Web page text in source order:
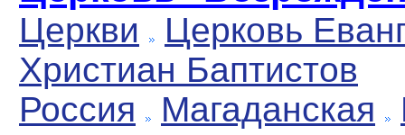
Церкви
Церковь
Христиан Баптистов
Россия
Магаданская